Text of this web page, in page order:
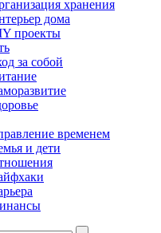
хранения
дома
проекты
за собой
временем
и дети